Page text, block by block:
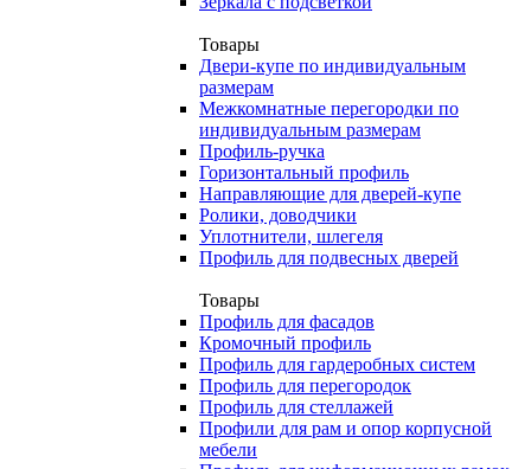
Товары
Двери-купе по индивидуальным
размерам
Межкомнатные перегородки по
индивидуальным размерам
Профиль-ручка
Горизонтальный профиль
Направляющие для дверей-купе
Ролики, доводчики
Уплотнители, шлегеля
Профиль для подвесных дверей
Товары
Профиль для фасадов
Кромочный профиль
Профиль для гардеробных систем
Профиль для перегородок
Профиль для стеллажей
Профили для рам и опор корпусной
мебели